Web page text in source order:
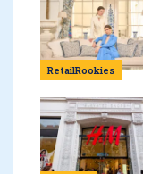
RetailRookies